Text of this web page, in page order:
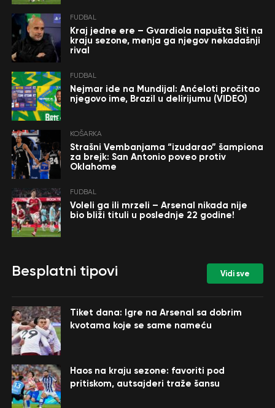
FUDBAL
Kraj jedne ere – Gvardiola napušta Siti na
kraju sezone, menja ga njegov nekadašnji
rival
FUDBAL
Nejmar ide na Mundijal: Anćeloti pročitao
njegovo ime, Brazil u delirijumu (VIDEO)
KOŠARKA
Strašni Vembanjama “izudarao” šampiona
za brejk: San Antonio poveo protiv
Oklahome
FUDBAL
Voleli ga ili mrzeli – Arsenal nikada nije
bio bliži tituli u poslednje 22 godine!
Besplatni tipovi Vidi sve
Tiket dana: Igre na Arsenal sa dobrim
kvotama koje se same nameću
Haos na kraju sezone: favoriti pod
pritiskom, autsajderi traže šansu